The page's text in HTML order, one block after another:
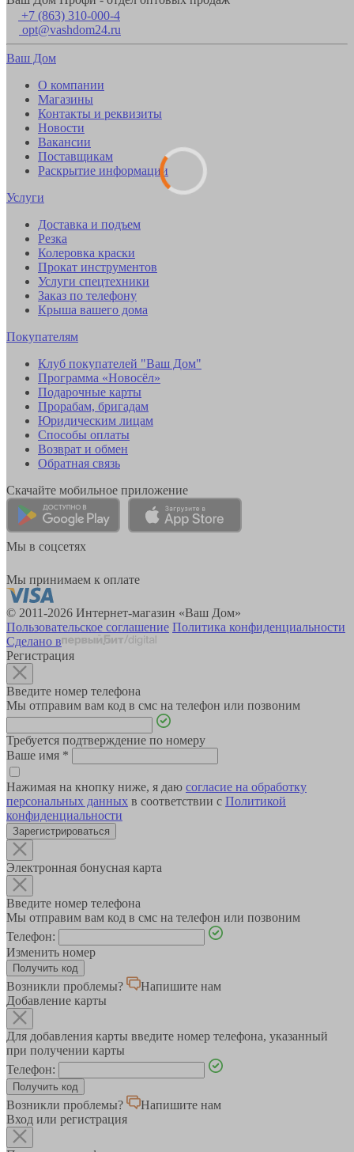
+7 (863) 310-000-4
opt@vashdom24.ru
Ваш Дом
О компании
Магазины
Контакты и реквизиты
Новости
Вакансии
Поставщикам
Раскрытие информации
Услуги
Доставка и подъем
Резка
Колеровка краски
Прокат инструментов
Услуги спецтехники
Заказ по телефону
Крыша вашего дома
Покупателям
Клуб покупателей "Ваш Дом"
Программа «Новосёл»
Подарочные карты
Прорабам, бригадам
Юридическим лицам
Способы оплаты
Возврат и обмен
Обратная связь
Скачайте мобильное приложение
Мы в соцсетях
Мы принимаем к оплате
© 2011-2026 Интернет-магазин «Ваш Дом»
Пользовательское соглашение Политика конфиденциальности
Сделано в
Регистрация
Введите номер телефона
Мы отправим вам код в смс на телефон или позвоним
Требуется подтверждение по номеру
Ваше имя *
Нажимая на кнопку ниже, я даю согласие на обработку
персональных данных в соответствии с Политикой
конфиденциальности
Зарегистрироваться
Электронная бонусная карта
Введите номер телефона
Мы отправим вам код в смс на телефон или позвоним
Телефон:
Изменить номер
Возникли проблемы?
Напишите нам
Добавление карты
Для добавления карты введите номер телефона, указанный
при получении карты
Телефон:
Возникли проблемы?
Напишите нам
Вход или регистрация